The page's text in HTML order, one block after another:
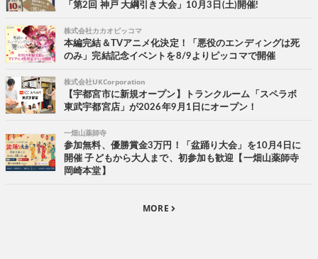
「第2回 神戸 大綱引き大会」10月3日(土)開催!
株式会社カカオピッコマ
本編完結＆TVアニメ化決定！「悪役のエンディングは死
のみ」完結記念イベントを8/9よりピッコマで開催
株式会社UKCorporation
【宇都宮市に新規オープン】トランクルーム「スペラボ
東武宇都宮店」が2026年9月1日にオープン！
一畑山薬師寺
参加無料、優勝賞金3万円！「盆踊り大会」を10月4日に
開催 子どもから大人まで、初参加も歓迎【一畑山薬師寺
岡崎本堂】
MORE